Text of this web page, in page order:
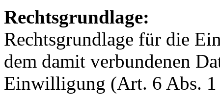
Rechtsgrundlage:
Rechtsgrundlage für die
dem damit verbundenen
Einwilligung (Art. 6 Abs.